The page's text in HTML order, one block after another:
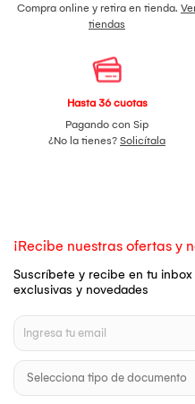
Compra online y retira en tienda.
tiendas
Hasta 36 cuotas
Pagando con Sip
¿No la tienes? Solicítala
¡Recibe nuestras ofertas y
Suscríbete y recibe en tu
exclusivas y novedades